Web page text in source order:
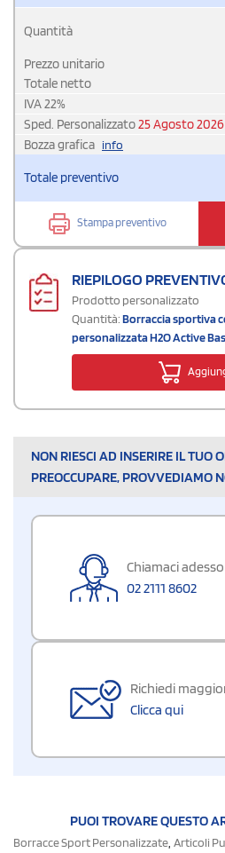
Quantità
Prezzo unitario
Totale netto
IVA22%
Sped. Personalizzato25 Agosto 2026
Bozza grafica info
Totale preventivo
Stampa preventivo
RIEPILOGO
Prodotto personalizzato
Quantità:Borraccia sportiva
personalizzata H2O Active
NON RIESCI AD INSERIRE IL TUO
PREOCCUPARE, PROVVEDIAMO
Chiamaci
02 2111 8602
Richiedi
Clicca qui
PUOI TROVARE QUESTO
Borracce Sport Personalizzate, Articoli